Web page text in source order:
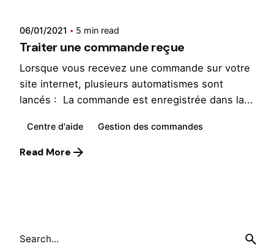
06/01/2021 5 min read
Traiter une commande reçue
Lorsque vous recevez une commande sur votre
site internet, plusieurs automatismes sont
lancés : La commande est enregistrée dans la...
Centre d'aide Gestion des commandes
Read More